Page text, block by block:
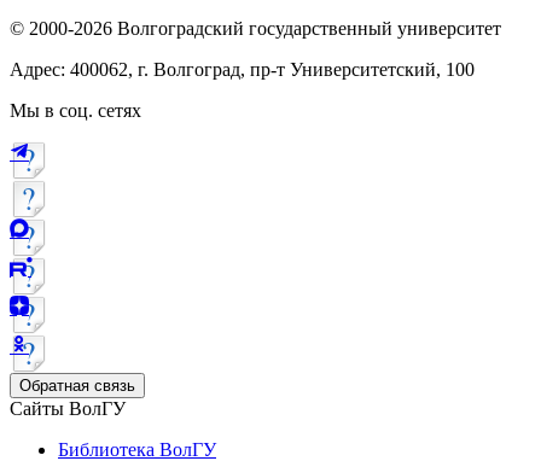
© 2000-2026 Волгоградский государственный университет
Адрес: 400062, г. Волгоград, пр-т Университетский, 100
Мы в соц. сетях
Обратная связь
Сайты ВолГУ
Библиотека ВолГУ